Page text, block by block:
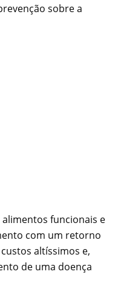
sobre a
funcionais e
com um retorno
altíssimos e,
de uma doença